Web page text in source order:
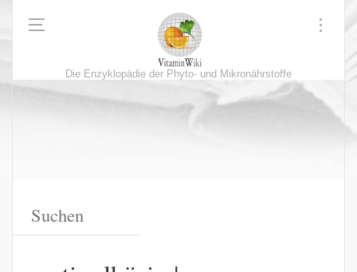
Die Enzyklopädie der Phyto- und Mikronährstoffe